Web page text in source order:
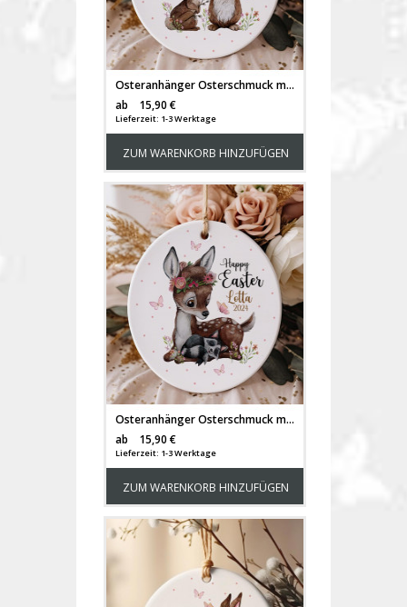
Osteranhänger Osterschmuck mit Häschen Hase Bunny Osterei Ostereier personalisiert Happy Easter ornaments Ostern Geschenk eo2
ab
15,90 €
Lieferzeit: 1-3 Werktage
ZUM WARENKORB HINZUFÜGEN
Osteranhänger Osterschmuck mit Reh deer Waschbär Tiere Osterei Ostereier personalisiert Happy Easter ornaments Ostern Geschenk eo3
ab
15,90 €
Lieferzeit: 1-3 Werktage
ZUM WARENKORB HINZUFÜGEN